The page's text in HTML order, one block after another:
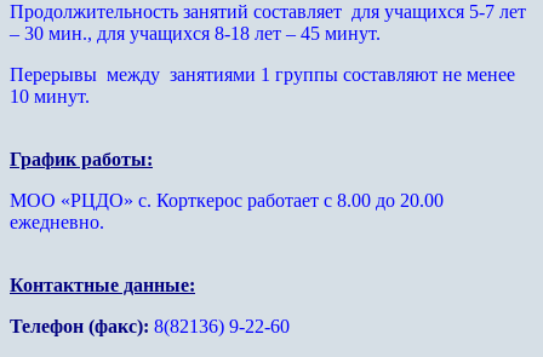
Продолжительность занятий составляет для учащихся 5-7 лет
– 30 мин., для учащихся 8-18 лет – 45 минут.
Перерывы между занятиями 1 группы составляют не менее
10 минут.
График работы:
МОО «РЦДО» с. Корткерос работает с 8.00 до 20.00
ежедневно.
Контактные данные:
Телефон (факс): 8(82136) 9-22-60